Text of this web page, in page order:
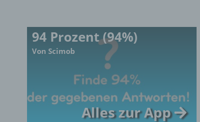
94 Prozent (94%)
Von Scimob
Alles zur App